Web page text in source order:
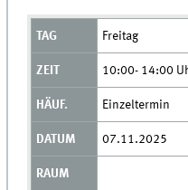
Freitag
10:00- 14:00
Einzeltermin
07.11.2025